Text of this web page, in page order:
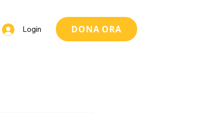
Login DONA ORA